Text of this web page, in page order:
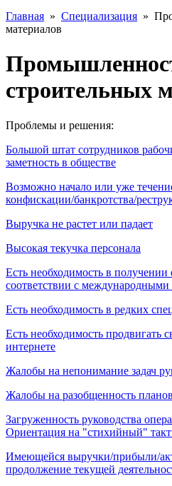
Главная » Специализация »
материалов
строительных
Проблемы и решения:
Большой штат сотрудников
заметность в обществе
Возможно начало или уже
конфискации/банкротства/
Выручка не растет или падает
Высокая текучка персонала
Есть необходимость в
соответствии с международными
Есть необходимость в редких
Есть необходимость продвигать
интернете
Жалобы на непонимание задач
Жалобы на разобщенность
Загруженность руководства
Ориентация на "стихийный"
Имеющейся выручки/прибыли/
продолжение текущей